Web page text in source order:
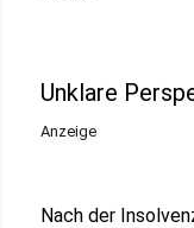
Unklare
Anzeige
Nach der